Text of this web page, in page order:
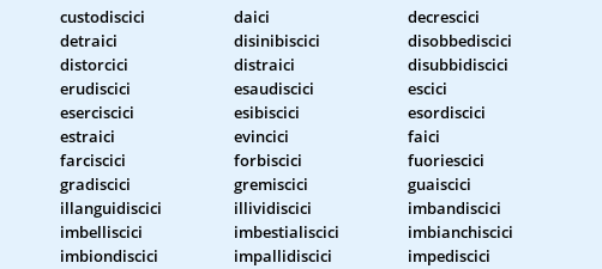
custodiscici daici
decrescici
detraici disinibiscici
disobbediscici
distorcici distraici
disubbidiscici
erudiscici esaudiscici
escici
eserciscici esibiscici
esordiscici
estraici evincici
faici
farciscici forbiscici
fuoriescici
gradiscici gremiscici
guaiscici
illanguidiscici illividiscici
imbandiscici
imbelliscici imbestialiscici
imbianchiscici
imbiondiscici impallidiscici
impediscici